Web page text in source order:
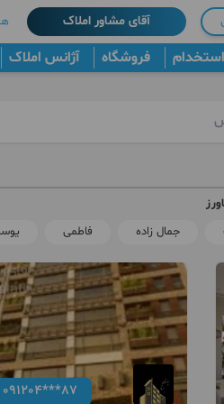
آقای مشاور املاک
فروشگاه آژانس املاک
جمال زاده فاطمی
091204***87